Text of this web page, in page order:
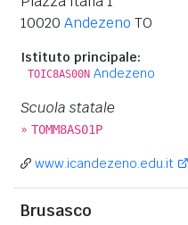
10020 Andezeno TO
Istituto principale:
TOIC8AS00N Andezeno
Scuola statale
» TOMM8AS01P
www.icandezeno.edu.it
Brusasco